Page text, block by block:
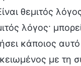
θεμιτός
λόγος·
κάποιος
με τη